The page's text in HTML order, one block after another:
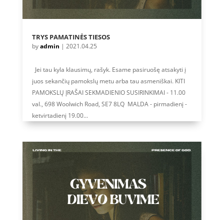
TRYS PAMATINĖS TIESOS
byadmin | 2021.04.25
Jei tau kyla klausimų, rašyk. Esame pasiruošę atsakyti į
juos sekančių pamokslų metu arba tau asmeniškai. KITI
PAMOKSLŲ ĮRAŠAI SEKMADIENIO SUSIRINKIMAI - 11.00
val., 698 Woolwich Road, SE7 8LQ MALDA - pirmadienį -
ketvirtadienį 19.00...